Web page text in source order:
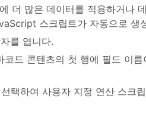
더 많은 데이터를 적용하거나
스크립트가 자동으로 생
를 엽니다.
드 콘텐츠의 첫 행에 필드 이름
택하여 사용자 지정 연산 스크